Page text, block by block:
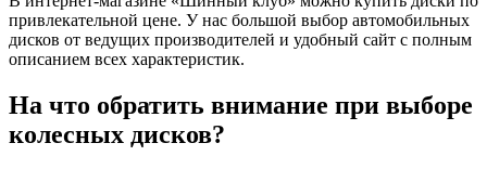
привлекательной цене. У нас большой выбор автомобильных
дисков от ведущих производителей и удобный сайт с полным
описанием всех характеристик.
На что обратить внимание при выборе
колесных дисков?